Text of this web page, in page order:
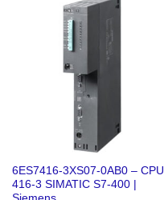
6ES7416-3XS07-0AB0 – CPU
416-3 SIMATIC S7-400 |